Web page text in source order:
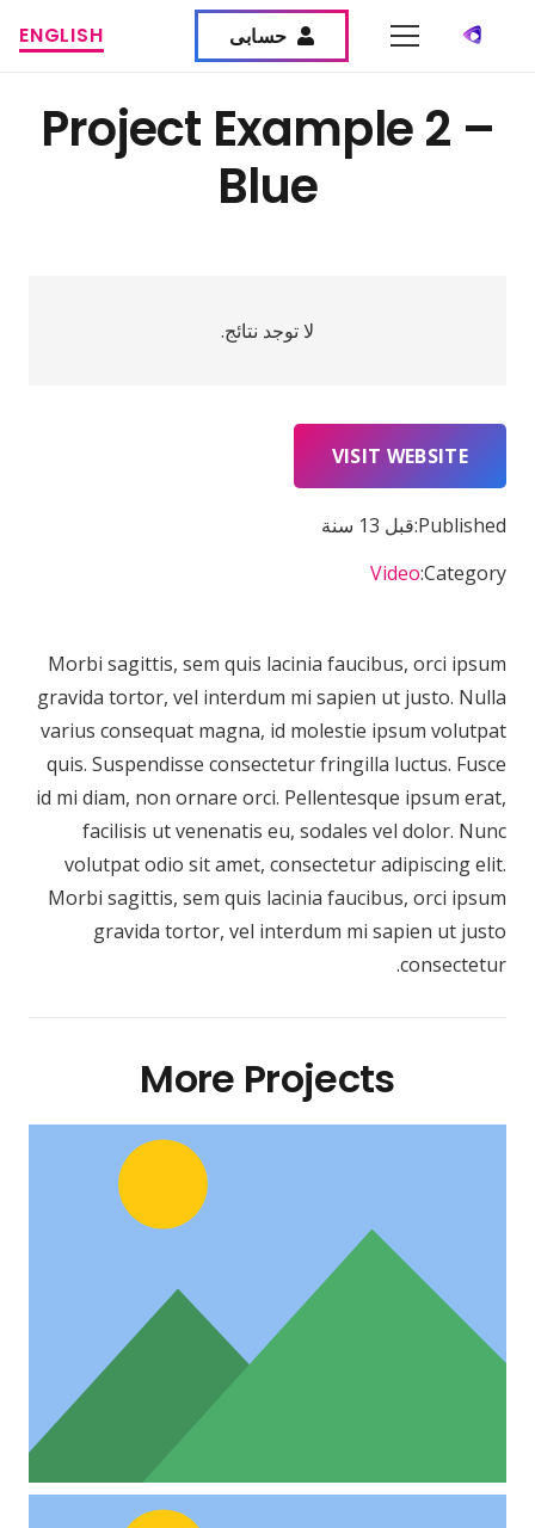
حسابى ENGLISH
Project Example 2 –
Blue
لا توجد نتائج.
VISIT WEBSITE
Published: قبل 13 سنة
Category:
Video
Morbi sagittis, sem quis lacinia faucibus, orci ipsum
gravida tortor, vel interdum mi sapien ut justo. Nulla
varius consequat magna, id molestie ipsum volutpat
quis. Suspendisse consectetur fringilla luctus. Fusce
id mi diam, non ornare orci. Pellentesque ipsum erat,
facilisis ut venenatis eu, sodales vel dolor. Nunc
volutpat odio sit amet, consectetur adipiscing elit.
Morbi sagittis, sem quis lacinia faucibus, orci ipsum
gravida tortor, vel interdum mi sapien ut justo
consectetur.
More Projects